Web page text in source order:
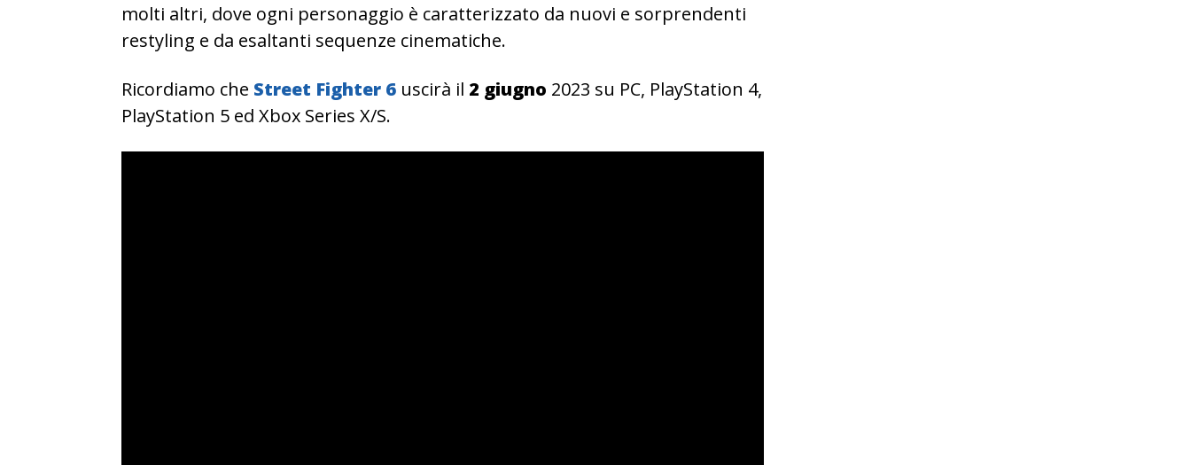
molti altri, dove ogni personaggio è caratterizzato da nuovi e sorprendenti
restyling e da esaltanti sequenze cinematiche.
Ricordiamo che Street Fighter 6 uscirà il 2 giugno 2023 su PC, PlayStation 4,
PlayStation 5 ed Xbox Series X/S.